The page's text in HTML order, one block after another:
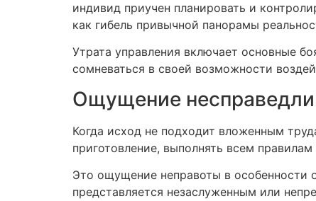
индивид приучен планировать и
как гибель привычной панорамы
Утрата управления включает основные
сомневаться в своей возможности
Ощущение
Когда исход не подходит вложенным
приготовление, выполнять всем
Это ощущение неправоты в особенности
представляется незаслуженным или